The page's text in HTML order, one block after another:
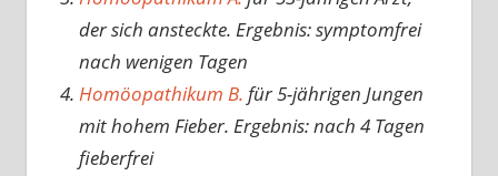
der sich ansteckte. Ergebnis: symptomfrei
nach wenigen Tagen
Homöopathikum B. für 5-jährigen Jungen
mit hohem Fieber. Ergebnis: nach 4 Tagen
fieberfrei